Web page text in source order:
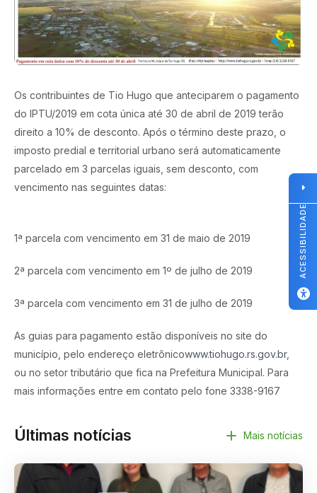
Os contribuintes de Tio Hugo que anteciparem o pagamento
do IPTU/2019 em cota única até 30 de abril de 2019 terão
direito a 10% de desconto. Após o término deste prazo, o
imposto predial e territorial urbano será automaticamente
parcelado em 3 parcelas iguais, sem desconto, com
vencimento nas seguintes datas:
1ª parcela com vencimento em 31 de maio de 2019
2ª parcela com vencimento em 1º de julho de 2019
3ª parcela com vencimento em 31 de julho de 2019
As guias para pagamento estão disponíveis no site do
município, pelo endereço eletrônicowww.tiohugo.rs.gov.br,
ou no setor tributário que fica na Prefeitura Municipal. Para
mais informações entre em contato pelo fone 3338-9167
Últimas notícias Mais notícias
ACESSIBILIDADE